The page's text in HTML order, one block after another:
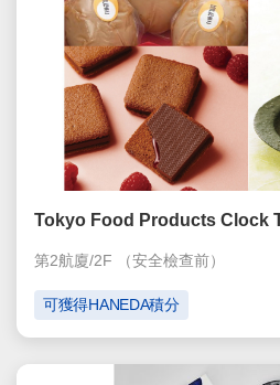
Tokyo Food Products Clock
第2航廈/2F （安全檢查前）
可獲得HANEDA積分